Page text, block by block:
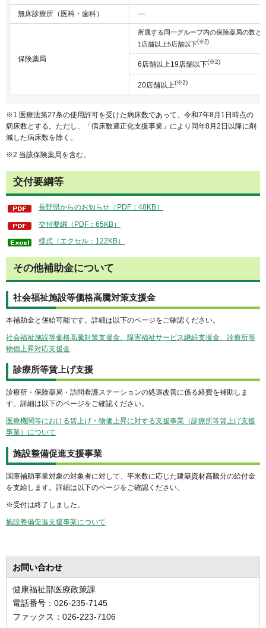
無床診療所（医科・歯科） ―
保険薬局
所属する同一グループ内の保険薬局の数と
1店舗以上5店舗以下(※2)
6店舗以上19店舗以下(※2)
20店舗以上(※2)
※1 医療法第27条の使用許可を受けた病床数であって、令和7年8月1日時点の
病床数とする。ただし、「病床数適正化支援事業」により同年8月2日以降に削
減した病床数を除く。
※2 当該保険薬局を含む。
交付要綱等
長野県からのお知らせ（PDF：48KB）
交付要綱（PDF：65KB）
様式（エクセル：122KB）
その他補助金について
社会福祉施設等価格高騰対策支援金
本補助金と併給可能です。詳細は以下のページをご確認ください。
社会福祉施設等価格高騰対策支援金、障害福祉サービス継続支援金、診療所等
物価上昇対応支援金
診療所等賃上げ支援
診療所・保険薬局・訪問看護ステーションの処遇改善に係る経費を補助しま
す。詳細は以下のページをご確認ください。
医療機関等における賃上げ・物価上昇に対する支援事業（診療所等賃上げ支援
事業）について
施設整備促進支援事業
国庫補助事業対象の対象者に対して、平米数に応じた建築資材高騰分の給付金
を支給します。詳細は以下のページをご確認ください。
※受付は終了しました。
施設整備促進支援事業について
お問い合わせ
健康福祉部医療政策課
電話番号：026-235-7145
ファックス：026-223-7106